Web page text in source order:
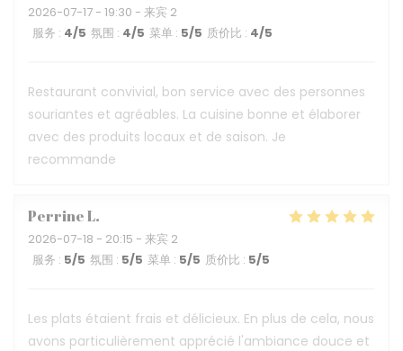
2026-07-17 - 19:30 - 来宾 2
服务 : 4/5 氛围 : 4/5 菜单 : 5/5 质价比 : 4/5
Restaurant convivial, bon service avec des personnes
souriantes et agréables. La cuisine bonne et élaborer
avec des produits locaux et de saison. Je
recommande
PerrineL
2026-07-18 - 20:15 - 来宾 2
服务 : 5/5 氛围 : 5/5 菜单 : 5/5 质价比 : 5/5
Les plats étaient frais et délicieux. En plus de cela, nous
avons particulièrement apprécié l'ambiance douce et